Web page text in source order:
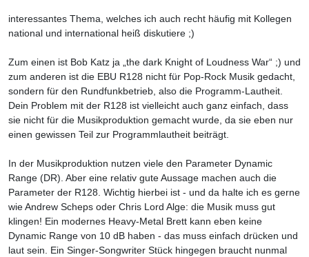
interessantes Thema, welches ich auch recht häufig mit Kollegen
national und international heiß diskutiere ;)
Zum einen ist Bob Katz ja „the dark Knight of Loudness War“ ;) und
zum anderen ist die EBU R128 nicht für Pop-Rock Musik gedacht,
sondern für den Rundfunkbetrieb, also die Programm-Lautheit.
Dein Problem mit der R128 ist vielleicht auch ganz einfach, dass
sie nicht für die Musikproduktion gemacht wurde, da sie eben nur
einen gewissen Teil zur Programmlautheit beiträgt.
In der Musikproduktion nutzen viele den Parameter Dynamic
Range (DR). Aber eine relativ gute Aussage machen auch die
Parameter der R128. Wichtig hierbei ist - und da halte ich es gerne
wie Andrew Scheps oder Chris Lord Alge: die Musik muss gut
klingen! Ein modernes Heavy-Metal Brett kann eben keine
Dynamic Range von 10 dB haben - das muss einfach drücken und
laut sein. Ein Singer-Songwriter Stück hingegen braucht nunmal